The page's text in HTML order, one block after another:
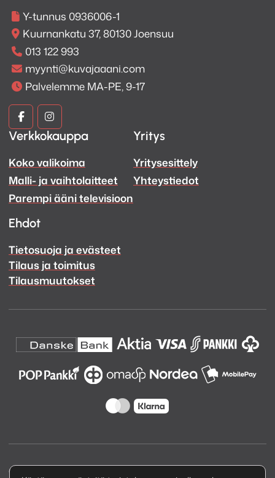
Y-tunnus 0936006-1
Kuurnankatu 37, 80130 Joensuu
013 122 993
myynti@kuvajaaani.com
Palvelemme MA-PE, 9-17
Kuva
ja
Ääni
Facebook
Kuva
ja
Ääni
Instagram
Verkkokauppa
Koko valikoima
Malli- ja vaihtolaitteet
Parempi ääni televisioon
Yritys
Yritysesittely
Yhteystiedot
Ehdot
Tietosuoja ja evästeet
Tilaus ja toimitus
Tilausmuutokset
Copyright © 2026 Kuva ja Ääni Oy